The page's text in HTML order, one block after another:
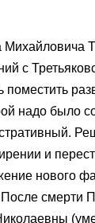
с
надо было
и
нового
смерти